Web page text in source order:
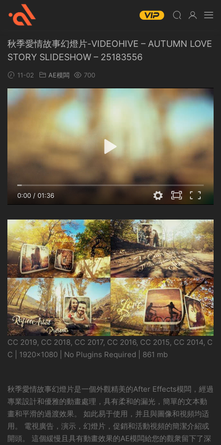
秋季愛情故事幻燈片-VIDEOHIVE – AUTUMN LOVE
STORY SLIDESHOW – 25183556
11-02 AE模闆 700
0:00 / 01:36
CC 2019, CC 2018, CC 2017, CC 2016, CC 2015, CC 2014, C
C | 1920×1080 | No Plugins Required | 861 mb
秋季愛情故事幻燈片是一個外觀精美的After Effects模闆，經過
專業設計和優雅的動畫處理，具有柔和的漏光，簡單的文本動
畫和平滑的過渡效果。 如此易于使用，并且與圖像和視頻均适
用。 電視廣告，演示，幻燈片，促銷和活動視頻的簡潔介紹或
開頭。 這個緩慢且具有動畫效果的AE模闆給您的觀衆留下了深